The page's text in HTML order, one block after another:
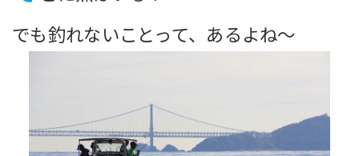
でも釣れないことって、あるよね～